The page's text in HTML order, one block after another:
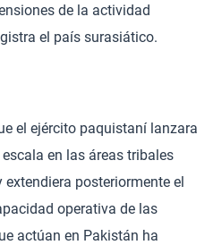
de la actividad
el país surasiático.
el ejército paquistaní lanzara
en las áreas tribales
posteriormente el
operativa de las
actúan en Pakistán ha